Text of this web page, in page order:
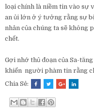
loại chính là niềm tin vào sự
an ủi lớn ở ý tưởng rằng sự
nhân của chúng ta sẽ không
chết.
Gợi nhớ thủ đoạn của Sa-
khiến người phàm tin rằng
Chia Sẻ: